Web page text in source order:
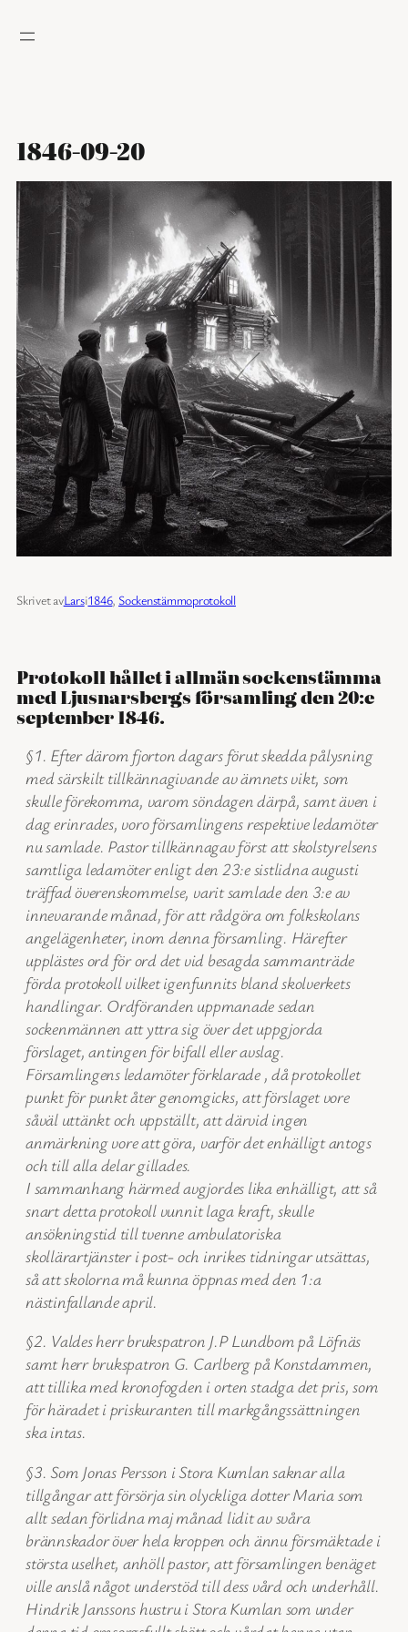
till
1846-09-20
Skrivet avLarsi1846, Sockenstämmoprotokoll
Protokoll hållet i allmän sockenstämma
med Ljusnarsbergs församling den 20:e
september 1846.
§1. Efter därom fjorton dagars förut skedda pålysning
med särskilt tillkännagivande av ämnets vikt, som
skulle förekomma, varom söndagen därpå, samt även i
dag erinrades, voro församlingens respektive ledamöter
nu samlade. Pastor tillkännagav först att skolstyrelsens
samtliga ledamöter enligt den 23:e sistlidna augusti
träffad överenskommelse, varit samlade den 3:e av
innevarande månad, för att rådgöra om folkskolans
angelägenheter, inom denna församling. Härefter
upplästes ord för ord det vid besagda sammanträde
förda protokoll vilket igenfunnits bland skolverkets
handlingar. Ordföranden uppmanade sedan
sockenmännen att yttra sig över det uppgjorda
förslaget, antingen för bifall eller avslag.
Församlingens ledamöter förklarade , då protokollet
punkt för punkt åter genomgicks, att förslaget vore
såväl uttänkt och uppställt, att därvid ingen
anmärkning vore att göra, varför det enhälligt antogs
och till alla delar gillades.
I sammanhang härmed avgjordes lika enhälligt, att så
snart detta protokoll vunnit laga kraft, skulle
ansökningstid till tvenne ambulatoriska
skollärartjänster i post- och inrikes tidningar utsättas,
så att skolorna må kunna öppnas med den 1:a
nästinfallande april.
§2. Valdes herr brukspatron J.P Lundbom på Löfnäs
samt herr brukspatron G. Carlberg på Konstdammen,
att tillika med kronofogden i orten stadga det pris, som
för häradet i priskuranten till markgångssättningen
ska intas.
§3. Som Jonas Persson i Stora Kumlan saknar alla
tillgångar att försörja sin olyckliga dotter Maria som
allt sedan förlidna maj månad lidit av svåra
brännskador över hela kroppen och ännu försmäktade i
största uselhet, anhöll pastor, att församlingen benäget
ville anslå något understöd till dess vård och underhåll.
Hindrik Janssons hustru i Stora Kumlan som under